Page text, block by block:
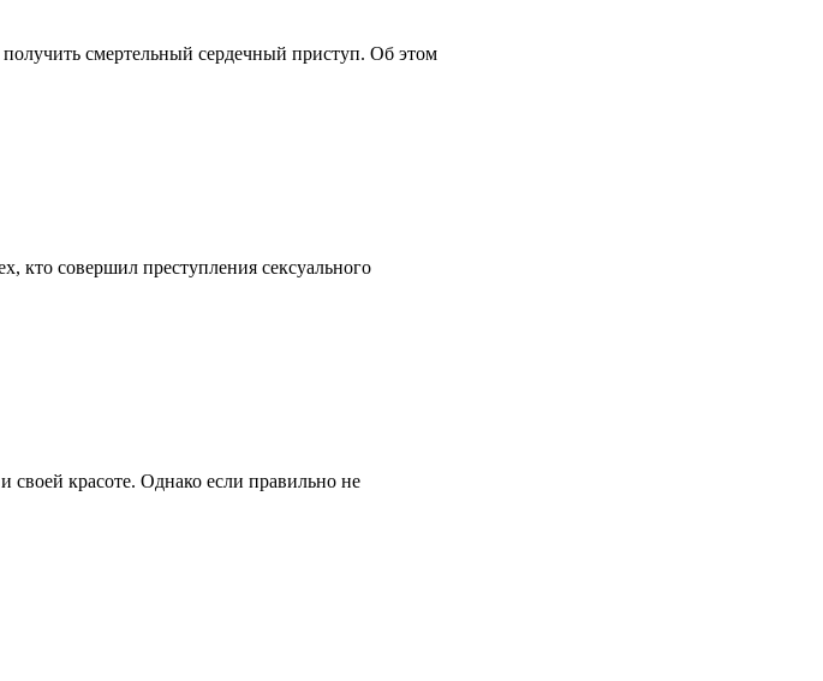
смертельный сердечный приступ. Об этом
кто совершил преступления сексуального
своей красоте. Однако если правильно не